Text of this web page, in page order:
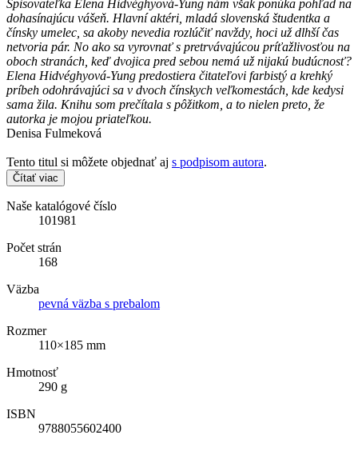
Spisovateľka Elena Hidvéghyová-Yung nám však ponúka pohľad na
dohasínajúcu vášeň. Hlavní aktéri, mladá slovenská študentka a
čínsky umelec, sa akoby nevedia rozlúčiť navždy, hoci už dlhší čas
netvoria pár. No ako sa vyrovnať s pretrvávajúcou príťažlivosťou na
oboch stranách, keď dvojica pred sebou nemá už nijakú budúcnosť?
Elena Hidvéghyová-Yung predostiera čitateľovi farbistý a krehký
príbeh odohrávajúci sa v dvoch čínskych veľkomestách, kde kedysi
sama žila. Knihu som prečítala s pôžitkom, a to nielen preto, že
autorka je mojou priateľkou.
Denisa Fulmeková
Tento titul si môžete objednať aj s podpisom autora.
Čítať viac
Naše katalógové číslo
101981
Počet strán
168
Väzba
pevná väzba s prebalom
Rozmer
110×185 mm
Hmotnosť
290 g
ISBN
9788055602400